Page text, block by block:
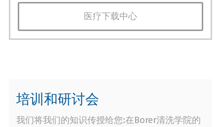
医疗下载中心
培训和研讨会
我们将我们的知识传授给您:在Borer清洗学院的